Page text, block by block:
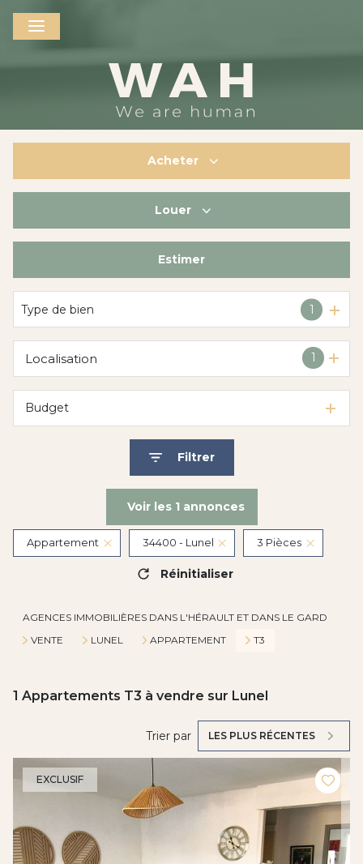
Acheter
De l'immo pro
Louer
De l'immo pro
Estimer
Type de bien 1
1
Localisation
Budget
Filtrer
Voir les 1annonces
Appartement 34400 - Lunel 3 Pièces
Réinitialiser
AGENCES IMMOBILIÈRES DANS L'HÉRAULT ET DANS LE GARD
VENTE
LUNEL APPARTEMENT T3
1 Appartements T3 à vendre sur Lunel
Trier par LES PLUS RÉCENTES
EXCLUSIF